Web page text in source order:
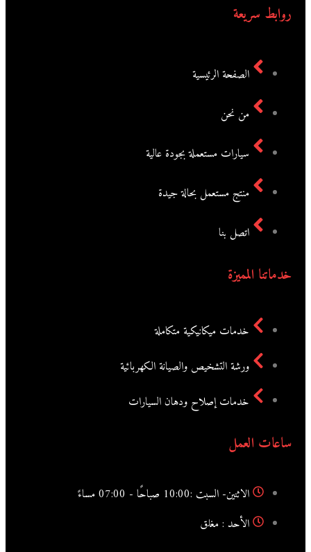
روابط سريعة
الصفحة الرئيسية
من نحن
سيارات مستعملة بجودة عالية
منتج مستعمل بحالة جيدة
اتصل بنا
خدماتنا المميزة
خدمات ميكانيكية متكاملة
ورشة التشخيص والصيانة الكهربائية
خدمات إصلاح ودهان السيارات
ساعات العمل
الاثنين- السبت :10:00 صباحًا - 07:00 مساءً
الأحد : مغلق